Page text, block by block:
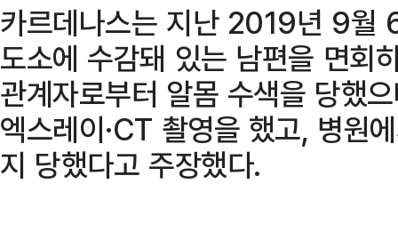
카르데나스는 지난 2019년 9월
도소에 수감돼 있는 남편을 면회
관계자로부터 알몸 수색을 당했
엑스레이·CT 촬영을 했고, 병원
지 당했다고 주장했다.